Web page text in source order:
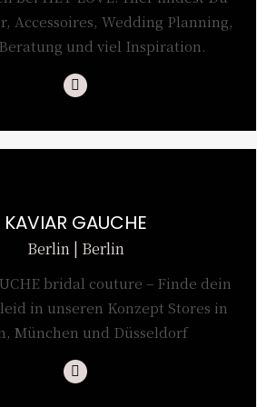
Accessoires, Wedding Planning,
und viel Inspiration.
Instagram
KAVIAR GAUCHE
Berlin | Berlin
bridal couture – Finde dein
in unseren Konzept Stores in
München und Düsseldorf
Instagram